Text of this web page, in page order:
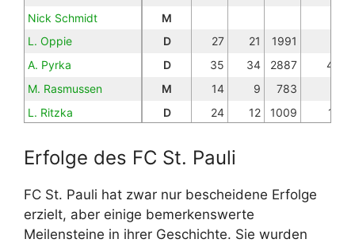
Nick Schmidt
M
L. Oppie
D 27 21
1991
A. Pyrka
D 35 34 2887
4
M. Rasmussen
M 14 9
783
L. Ritzka
D 24 12 1009
1
Romeo Aigbekaen
O
J. Sands
D. Sinani
O 33 25 2280
Erfolge des FC St. Pauli
FC St. Pauli hat zwar nur bescheidene Erfolge
erzielt, aber einige bemerkenswerte
Meilensteine in ihrer Geschichte. Sie wurden